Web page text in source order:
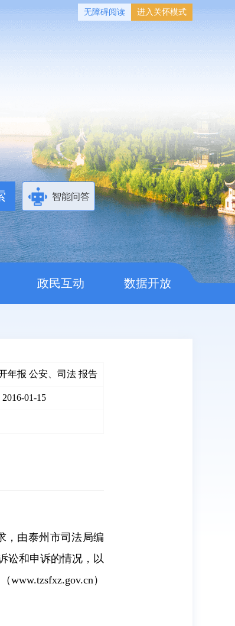
无障碍阅读 进入关怀模式
智能问答
政民互动 数据开放
年报 公安、司法 报告
2016-01-15
由泰州市司法局编
讼和申诉的情况，以
www.tzsfxz.gov.cn）